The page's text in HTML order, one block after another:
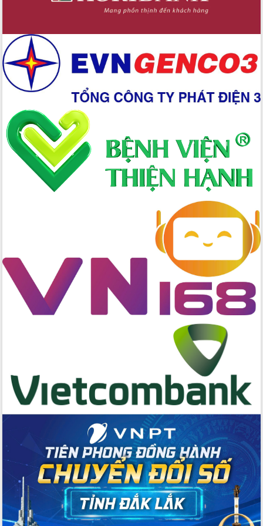
Chuyển đổi số 'mở đường' cho nông
nghiệp Đắk Lắk tăng trưởng bứt phá
địa chính, hoàn thiện cơ sở dữ liệu đất
Ứng dụng sinh trắc học - Bước tiến
trong hành trình chuyển đổi số tại Đắk
Lắk
Đắk Lắk nâng cao hiệu quả công tác
Đảng từ Sổ tay đảng viên điện tử
Đắk Lắk đẩy mạnh nuôi biển công
nghệ, hướng tới phát triển thủy sản
bền vững
Tập huấn nâng cao năng lực triển khai
chuyển đổi số cho cán bộ, công chức
tâm đạt được mục tiêu tăng trưởng
hai con số trong năm 2026
Tổ chức trang trọng Lễ hội Đền thờ
Lương Văn Chánh năm 2026
Phó Bí thư Tỉnh ủy Đắk Lắk Đỗ Hữu
Chuyển đổi số thư viện: Mở rộng
không gian tri thức trong thời đại số
Đánh giá, rút kinh nghiệm công tác tổ
chức diễn tập trước ngày bầu cử
Chương trình “Gặp gỡ hữu nghị –
Friendship Meeting New Year 2026”
Bầu cử Quốc hội và HĐND: Cử tri Đắk
Lắk gửi gắm niềm tin, kỳ vọng vào lá
phiếu
Đắk Lắk sẵn sàng các điều kiện cho
Ngày hội bầu cử đại biểu Quốc hội
khóa XVI và HĐND các cấp nhiệm kỳ